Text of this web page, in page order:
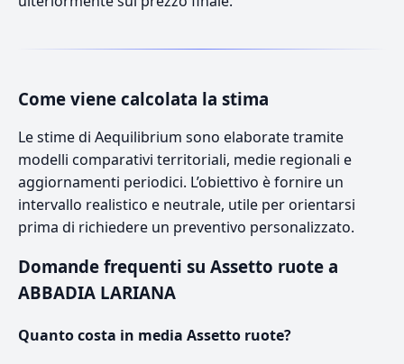
Come viene calcolata la stima
Le stime di Aequilibrium sono elaborate tramite
modelli comparativi territoriali, medie regionali e
aggiornamenti periodici. L’obiettivo è fornire un
intervallo realistico e neutrale, utile per orientarsi
prima di richiedere un preventivo personalizzato.
Domande frequenti su Assetto ruote a
ABBADIA LARIANA
Quanto costa in media Assetto ruote?